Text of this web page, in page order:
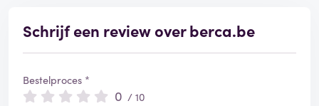
Schrijf een review over berca.be
Bestelproces *
0 / 10